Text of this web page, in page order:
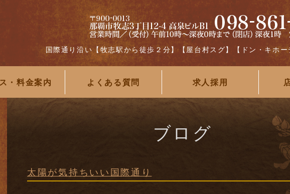
国際通り沿い【牧志駅から徒歩２分】【屋台村スグ】【ドン・キホ
・料金案内 よくある質問 求人採用
ブログ
太陽が気持ちいい国際通り